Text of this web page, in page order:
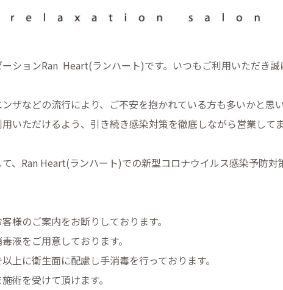
ションRan Heart(ランハート)です。いつもご利用いただき誠
ザなどの流行により、ご不安を抱かれている方も多いかと思
いただけるよう、引き続き感染対策を徹底しながら営業してま
、Ran Heart(ランハート)での新型コロナウイルス感染予防対
様のご案内をお断りしております。
液をご用意しております。
上に衛生面に配慮し手消毒を行っております。
術を受けて頂けます。